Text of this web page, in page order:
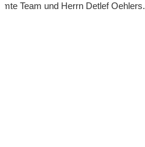
Team und Herrn Detlef Oehlers.